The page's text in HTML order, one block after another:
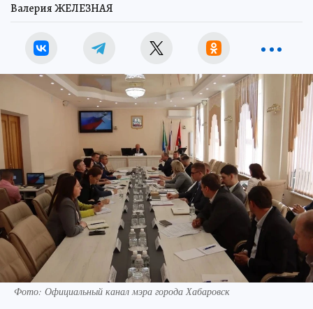
Валерия ЖЕЛЕЗНАЯ
Фото: Официальный канал мэра города Хабаровск